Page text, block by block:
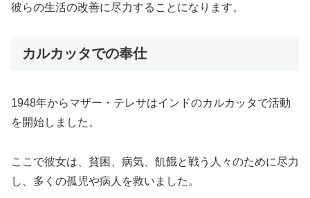
彼らの生活の改善に尽力することになります。
カルカッタでの奉仕
1948年からマザー・テレサはインドのカルカッタで活動
を開始しました。
ここで彼女は、貧困、病気、飢餓と戦う人々のために尽力
し、多くの孤児や病人を救いました。